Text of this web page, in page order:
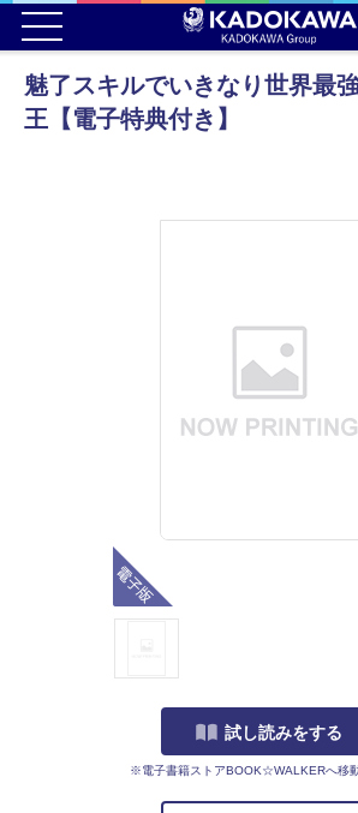
魅了スキルでいきなり世界最
王【電子特典付き】
試し読みをする
※電子書籍ストアBOOK☆WALKERへ移動